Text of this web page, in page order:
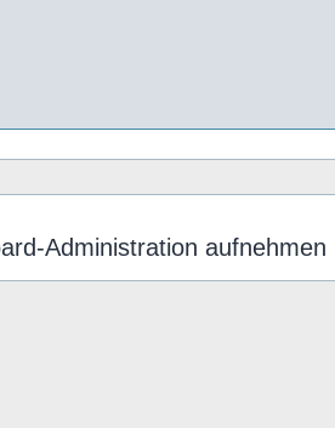
Administration aufnehmen